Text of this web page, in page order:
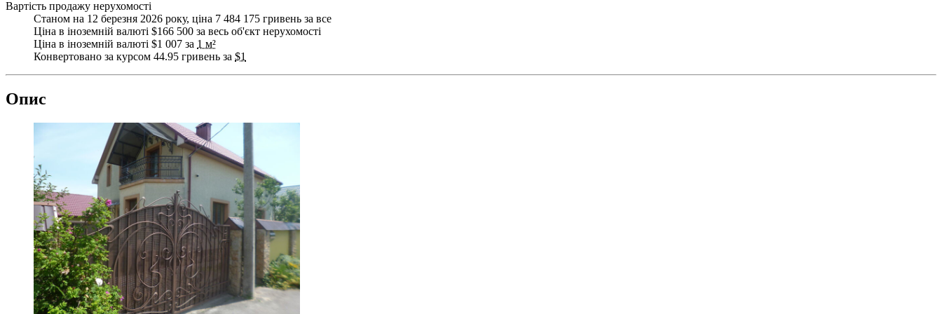
Вартість продажу нерухомості
Станом на 12 березня 2026 року, ціна 7 484 175 гривень за все
Ціна в іноземній валюті $166 500 за весь об'єкт нерухомості
Ціна в іноземній валюті $1 007 за 1 м²
Конвертовано за курсом 44.95 гривень за $1
Опис